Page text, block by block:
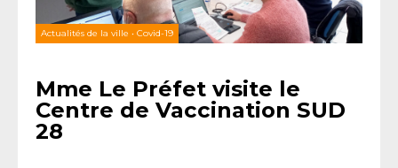
Actualités de la ville • Covid-19
Mme Le Préfet visite le
Centre de Vaccination SUD
28